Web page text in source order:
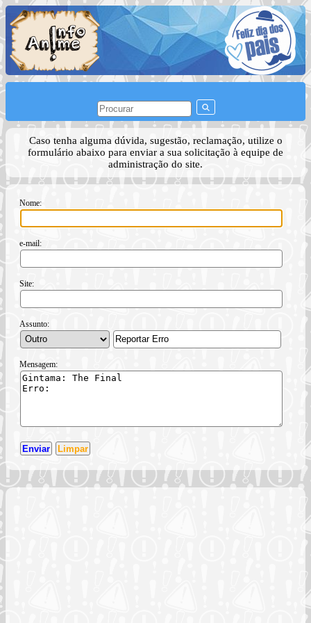
Caso tenha alguma dúvida, sugestão, reclamação, utilize o
formulário abaixo para enviar a sua solicitação à equipe de
administração do site.
Nome:
e-mail:
Site:
Assunto:
Mensagem: